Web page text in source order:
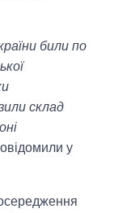
били по
склад
у